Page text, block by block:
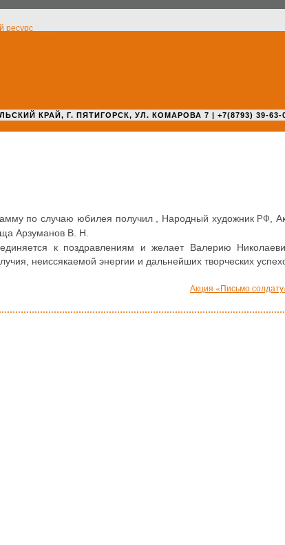
ресурс
КРАЙ, Г. ПЯТИГОРСК, УЛ. КОМАРОВА 7 | +7(8793) 39-63-
по случаю юбилея получил , Народ­ный худож­ник РФ
,
Арзу­ма­нов В. Н.
к поздрав­ле­ни­ям и желает Валерию
неис­ся­ка­е­мой энергии и даль­ней­ших твор­че­ских
Акция «Письмо